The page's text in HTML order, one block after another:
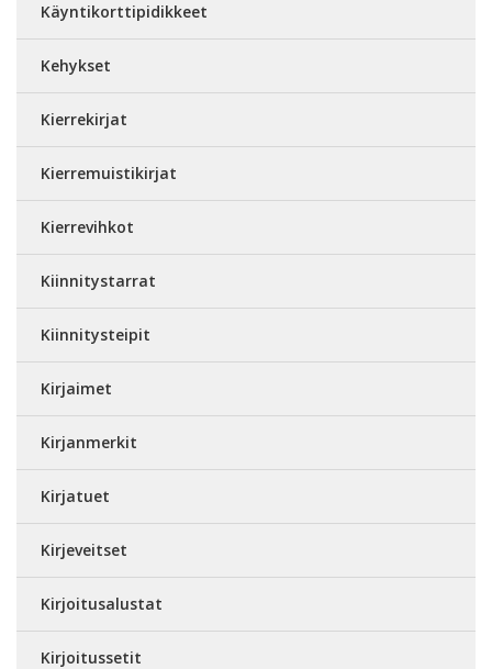
Käyntikorttipidikkeet
Kehykset
Kierrekirjat
Kierremuistikirjat
Kierrevihkot
Kiinnitystarrat
Kiinnitysteipit
Kirjaimet
Kirjanmerkit
Kirjatuet
Kirjeveitset
Kirjoitusalustat
Kirjoitussetit